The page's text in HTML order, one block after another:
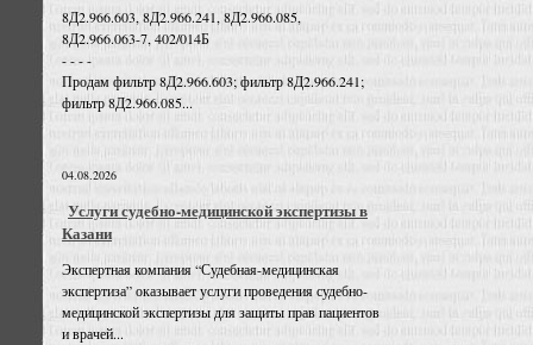
8Д2.966.603, 8Д2.966.241, 8Д2.966.085,
8Д2.966.063-7, 402/014Б
- - - -
Продам фильтр 8Д2.966.603; фильтр 8Д2.966.241;
фильтр 8Д2.966.085...
04.08.2026
Услуги судебно-медицинской экспертизы в
Казани
Экспертная компания “Судебная-медицинская
экспертиза” оказывает услуги проведения судебно-
медицинской экспертизы для защиты прав пациентов
и врачей...